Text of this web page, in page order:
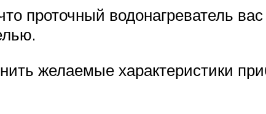
проточный водонагреватель
желаемые характеристики